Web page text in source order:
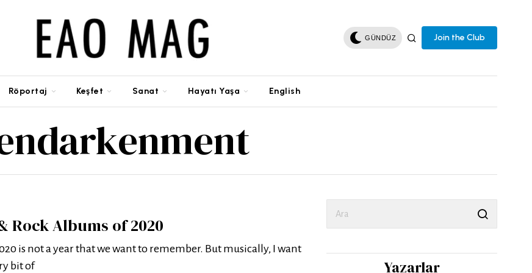
GÜNDÜZ Join the Club
Röportaj Keşfet Sanat Hayatı Yaşa English
Rock Albums of 2020
is not a year that we want to remember. But musically, I want
bit of
Yazarlar